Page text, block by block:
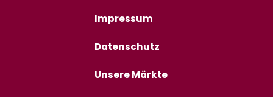
Impressum
Datenschutz
Unsere Märkte